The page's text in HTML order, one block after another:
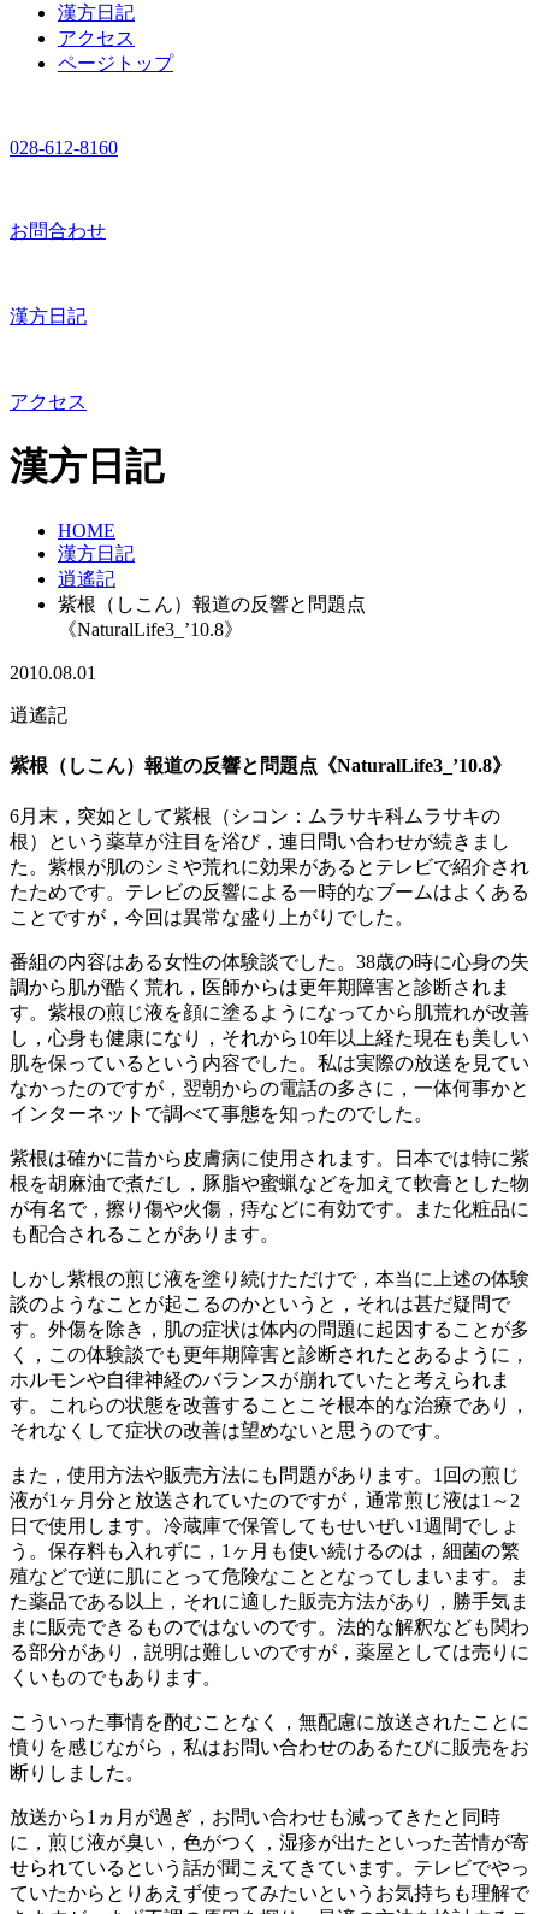
漢方日記
アクセス
ページトップ
028-612-8160
お問合わせ
漢方日記
アクセス
漢方日記
HOME
漢方日記
逍遙記
紫根（しこん）報道の反響と問題点
《NaturalLife3_’10.8》
2010.08.01
逍遙記
紫根（しこん）報道の反響と問題点《NaturalLife3_’10.8》
6月末，突如として紫根（シコン：ムラサキ科ムラサキの
根）という薬草が注目を浴び，連日問い合わせが続きまし
た。紫根が肌のシミや荒れに効果があるとテレビで紹介され
たためです。テレビの反響による一時的なブームはよくある
ことですが，今回は異常な盛り上がりでした。
番組の内容はある女性の体験談でした。38歳の時に心身の失
調から肌が酷く荒れ，医師からは更年期障害と診断されま
す。紫根の煎じ液を顔に塗るようになってから肌荒れが改善
し，心身も健康になり，それから10年以上経た現在も美しい
肌を保っているという内容でした。私は実際の放送を見てい
なかったのですが，翌朝からの電話の多さに，一体何事かと
インターネットで調べて事態を知ったのでした。
紫根は確かに昔から皮膚病に使用されます。日本では特に紫
根を胡麻油で煮だし，豚脂や蜜蝋などを加えて軟膏とした物
が有名で，擦り傷や火傷，痔などに有効です。また化粧品に
も配合されることがあります。
しかし紫根の煎じ液を塗り続けただけで，本当に上述の体験
談のようなことが起こるのかというと，それは甚だ疑問で
す。外傷を除き，肌の症状は体内の問題に起因することが多
く，この体験談でも更年期障害と診断されたとあるように，
ホルモンや自律神経のバランスが崩れていたと考えられま
す。これらの状態を改善することこそ根本的な治療であり，
それなくして症状の改善は望めないと思うのです。
また，使用方法や販売方法にも問題があります。1回の煎じ
液が1ヶ月分と放送されていたのですが，通常煎じ液は1～2
日で使用します。冷蔵庫で保管してもせいぜい1週間でしょ
う。保存料も入れずに，1ヶ月も使い続けるのは，細菌の繁
殖などで逆に肌にとって危険なこととなってしまいます。ま
た薬品である以上，それに適した販売方法があり，勝手気ま
まに販売できるものではないのです。法的な解釈なども関わ
る部分があり，説明は難しいのですが，薬屋としては売りに
くいものでもあります。
こういった事情を酌むことなく，無配慮に放送されたことに
憤りを感じながら，私はお問い合わせのあるたびに販売をお
断りしました。
放送から1ヵ月が過ぎ， お問い合わせも減ってきたと同時
に，煎じ液が臭い，色がつく，湿疹が出たといった苦情が寄
せられているという話が聞こえてきています。テレビでやっ
ていたからとりあえず使ってみたいというお気持ちも理解で